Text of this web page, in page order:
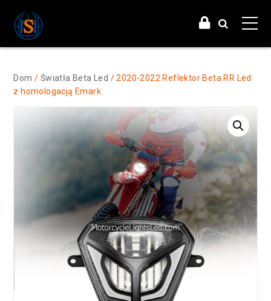
Dom / Światła Beta Led / 2020-2022 Reflektor Beta RR Led
z homologacją Emark